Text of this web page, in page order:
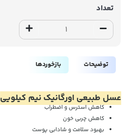
تعداد
توضیحات بازخوردها
عسل طبیعی اورگانیک نیم کیلویی
کاهش استرس و اضطراب
کاهش چربی خون
بهبود سلامت و شادابی پوست